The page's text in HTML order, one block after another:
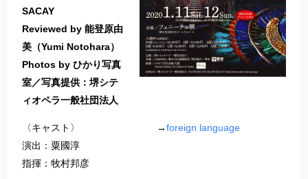
SACAY
Reviewed by 能登原由
美（Yumi Notohara）
Photos by ひかり写真
室／写真提供：堺シテ
ィオペラ一般社団法人
〈キャスト〉 →foreign language
演出：粟國淳
指揮：牧村邦彦